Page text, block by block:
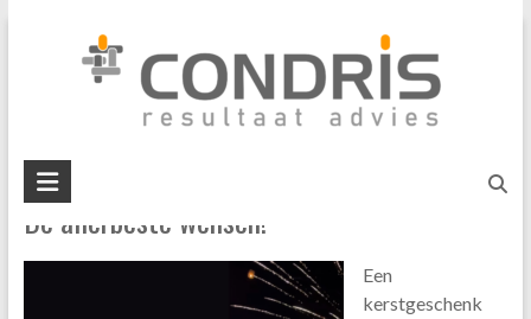
Condris
resultaat
ondernemer;
U bent hier:Home » ondernemer;
De allerbeste wensen!
Een
kerstgeschenk